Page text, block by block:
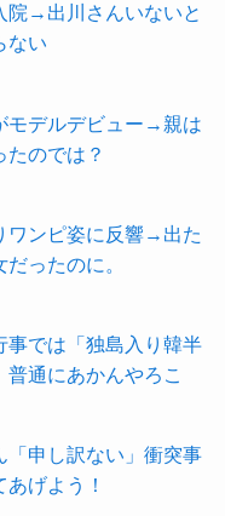
院→出川さんいないと
ない
モデルデビュー→親は
のでは？
ワンピ姿に反響→出た
ったのに。
事では「独島入り韓半
通にあかんやろこ
「申し訳ない」衝突事
げよう！